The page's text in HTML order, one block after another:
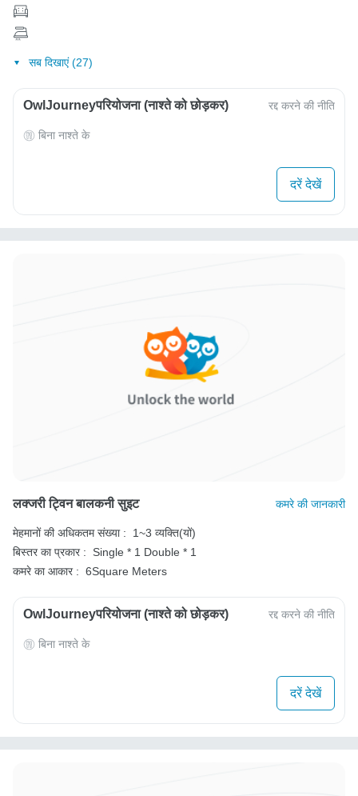
सब दिखाएं (27)
OwlJourneyपरियोजना (नाश्ते को छोड़कर) रद्द करने की नीति
बिना नाश्ते के
दरें देखें
लक्जरी ट्विन बालकनी सुइट कमरे की जानकारी
मेहमानों की अधिकतम संख्या :
1~3 व्यक्ति(यों)
बिस्तर का प्रकार :
Single * 1 Double * 1
कमरे का आकार : 6Square Meters
OwlJourneyपरियोजना (नाश्ते को छोड़कर) रद्द करने की नीति
बिना नाश्ते के
दरें देखें